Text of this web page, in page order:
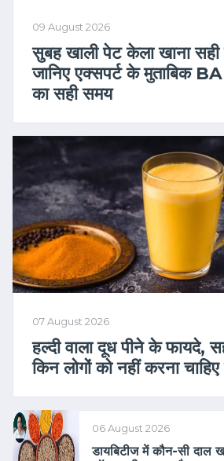
09 August 2026
सुबह खाली पेट केला खाना
जानिए एक्सपर्ट के मुताबिक
का सही समय
07 August 2026
हल्दी वाला दूध पीने के फायदे,
किन लोगों को नहीं करना
06 August 2026
डायबिटीज में कौन-सी दाल